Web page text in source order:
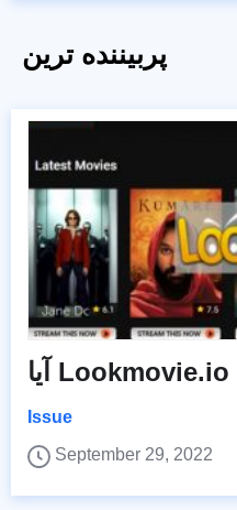
پربیننده ترین
Issue
September 29, 2022